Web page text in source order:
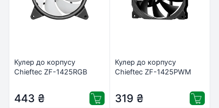
Кулер до корпусу
Chieftec ZF-1425RGB
443 ₴
Кулер до корпусу
Chieftec ZF-1425PWM
319 ₴